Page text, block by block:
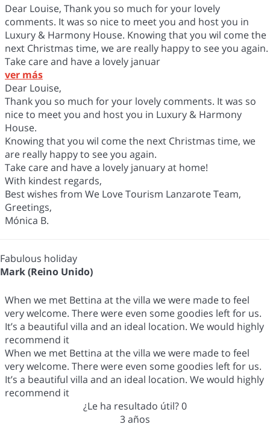
Dear Louise, Thank you so much for your lovely
comments. It was so nice to meet you and host you in
Luxury & Harmony House. Knowing that you wil come the
next Christmas time, we are really happy to see you again.
Take care and have a lovely januar
ver más
Dear Louise,
Thank you so much for your lovely comments. It was so
nice to meet you and host you in Luxury & Harmony
House.
Knowing that you wil come the next Christmas time, we
are really happy to see you again.
Take care and have a lovely january at home!
With kindest regards,
Best wishes from We Love Tourism Lanzarote Team,
Greetings,
Mónica B.
Fabulous holiday
Mark (Reino Unido)
When we met Bettina at the villa we were made to feel
very welcome. There were even some goodies left for us.
It’s a beautiful villa and an ideal location. We would highly
recommend it
When we met Bettina at the villa we were made to feel
very welcome. There were even some goodies left for us.
It’s a beautiful villa and an ideal location. We would highly
recommend it
¿Le ha resultado útil?0
3 años